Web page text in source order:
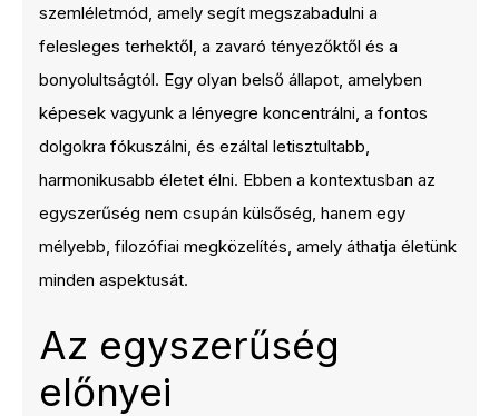
szemléletmód, amely segít megszabadulni a
felesleges terhektől, a zavaró tényezőktől és a
bonyolultságtól. Egy olyan belső állapot, amelyben
képesek vagyunk a lényegre koncentrálni, a fontos
dolgokra fókuszálni, és ezáltal letisztultabb,
harmonikusabb életet élni. Ebben a kontextusban az
egyszerűség nem csupán külsőség, hanem egy
mélyebb, filozófiai megközelítés, amely áthatja életünk
minden aspektusát.
Az egyszerűség
előnyei